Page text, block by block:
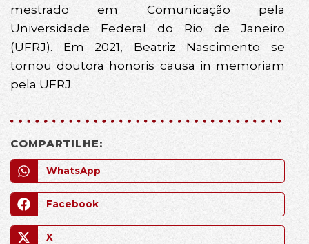
mestrado em Comunicação pela
Universidade Federal do Rio de Janeiro
(UFRJ). Em 2021, Beatriz Nascimento se
tornou doutora honoris causa in memoriam
pela UFRJ.
COMPARTILHE:
WhatsApp
Facebook
X